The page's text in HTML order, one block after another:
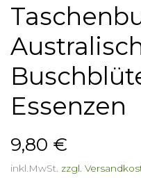
Essenzen
9,80 €
inkl.MwSt. zzgl.